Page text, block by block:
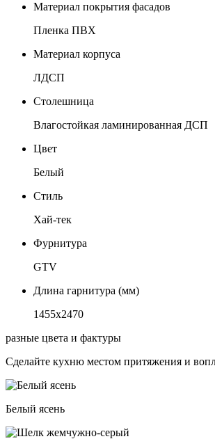
Материал покрытия фасадов
Пленка ПВХ
Материал корпуса
ЛДСП
Столешница
Влагостойкая ламинированная ДСП
Цвет
Белый
Стиль
Хай-тек
Фурнитура
GTV
Длина гарнитура (мм)
1455х2470
разные цвета и фактуры
Сделайте кухню местом притяжения и
Белый ясень